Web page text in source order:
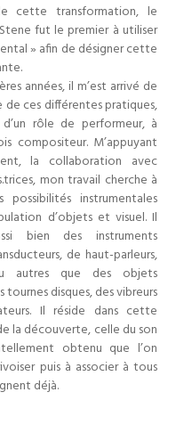
cette transformation, le
fut le premier à utiliser
» afin de désigner cette
années, il m’est arrivé de
de ces différentes pratiques,
rôle de performeur, à
compositeur. M’appuyant
la collaboration avec
mon travail cherche à
instrumentales
d’objets et visuel. Il
bien des instruments
de haut-parleurs,
autres que des objets
tournes disques, des vibreurs
Il réside dans cette
la découverte, celle du son
obtenu que l’on
puis à associer à tous
déjà.